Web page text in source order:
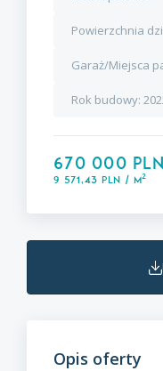
Powierzchnia
Garaż/Miejsca
Rok budowy:
670 000 PLN
9 571,43 PLN / m2
Opis oferty